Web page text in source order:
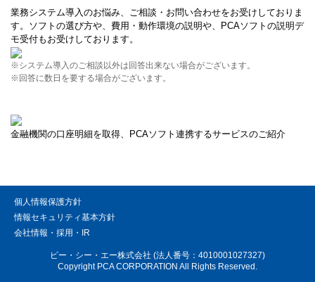
業務システム導入のお悩み、ご相談・お問い合わせをお受けしておりま
す。ソフトの選び方や、費用・動作環境の説明や、PCAソフトの説明デ
モ受付もお受けしております。
※システム導入のご相談以外は回答出来ない場合がございます。
※回答に数日を要する場合がございます。
金融機関の口座明細を取得、PCAソフト連携するサービスのご紹介
個人情報保護方針
情報セキュリティ基本方針
会社情報・採用・IR
ピー・シー・エー株式会社 (法人番号：4010001027327)
Copyright PCA CORPORATION All Rights Reserved.